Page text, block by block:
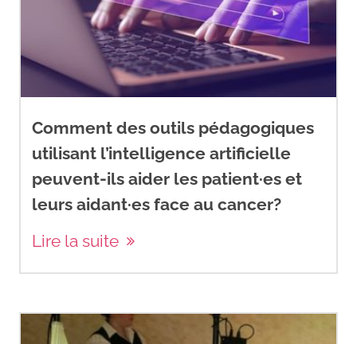
Comment des outils pédagogiques
utilisant l’intelligence artificielle
peuvent-ils aider les patient·es et
leurs aidant·es face au cancer?
Lire la suite